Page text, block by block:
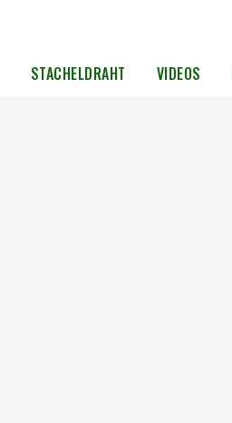
STACHELDRAHT VIDEOS